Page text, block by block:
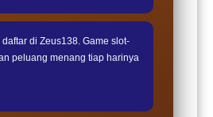
di Zeus138. Game slot-
peluang menang tiap harinya